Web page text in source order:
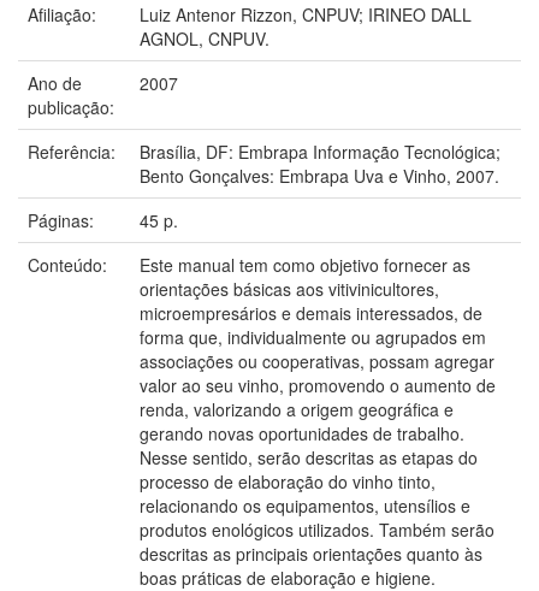
Afiliação:
Luiz Antenor Rizzon, CNPUV; IRINEO DALL
AGNOL, CNPUV.
Ano de
publicação:
2007
Referência:
Brasília, DF: Embrapa Informação Tecnológica;
Bento Gonçalves: Embrapa Uva e Vinho, 2007.
Páginas:
45 p.
Conteúdo:
Este manual tem como objetivo fornecer as
orientações básicas aos vitivinicultores,
microempresários e demais interessados, de
forma que, individualmente ou agrupados em
associações ou cooperativas, possam agregar
valor ao seu vinho, promovendo o aumento de
renda, valorizando a origem geográfica e
gerando novas oportunidades de trabalho.
Nesse sentido, serão descritas as etapas do
processo de elaboração do vinho tinto,
relacionando os equipamentos, utensílios e
produtos enológicos utilizados. Também serão
descritas as principais orientações quanto às
boas práticas de elaboração e higiene.